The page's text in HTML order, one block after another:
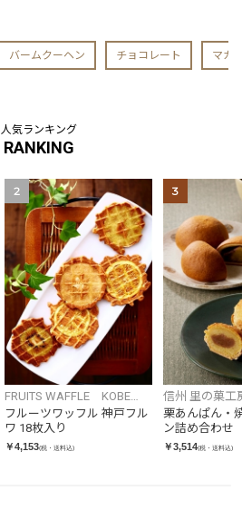
バームクーヘン チョコレート マカ
人気ランキング
RANKING
2
FRUITS WAFFLE KOBE
FRUWA
フルーツワッフル 神戸フル
ワ 18枚入り
￥4,153(税・送料込)
3
信州 里の菓工
栗あんぱん・
ン詰め合わせ
￥3,514(税・送料込)